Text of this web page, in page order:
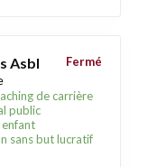
Asbl
de carrière
public
sans but lucratif
Fermé